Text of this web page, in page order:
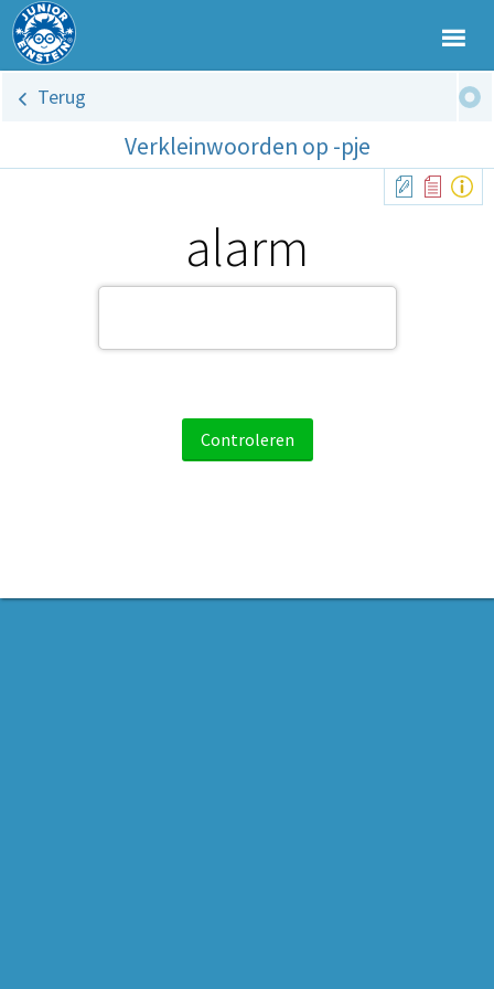
Terug
Verkleinwoorden op -pje
alarm